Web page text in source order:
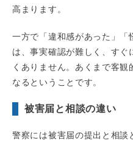
高まります。
一方で「違和感があった」「
は、事実確認が難しく、すぐ
くありません。あくまで客
なるということです。
被害届と相談の違い
警察には被害届の提出と相談